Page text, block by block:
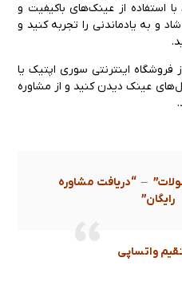
امیدواریم در سال 1404، با استفاده از عینک‌های باکیفیت و
و به یادماندنی را تجربه کنید و
فروشگاه اینترنتی سوری اپتیک یا
عینک دیدن کنید و از مشاوره
– “دریافت مشاوره
رایگان”
واتساپی